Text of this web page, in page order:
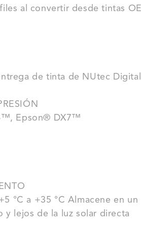
al convertir desde tintas
de tinta de NUtec Digital
Epson® DX7™
°C a +35 °C Almacene en un
y lejos de la luz solar directa